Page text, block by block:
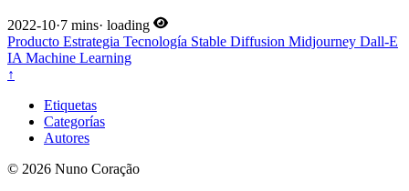
2022-10·7 mins· loading
Producto Estrategia Tecnología Stable Diffusion Midjourney Dall-E
IAMachine Learning
↑
Etiquetas
Categorías
Autores
© 2026 Nuno Coração